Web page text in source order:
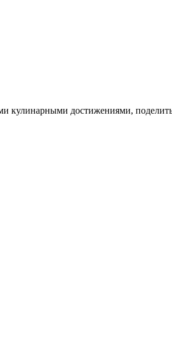
кулинарными достижениями,